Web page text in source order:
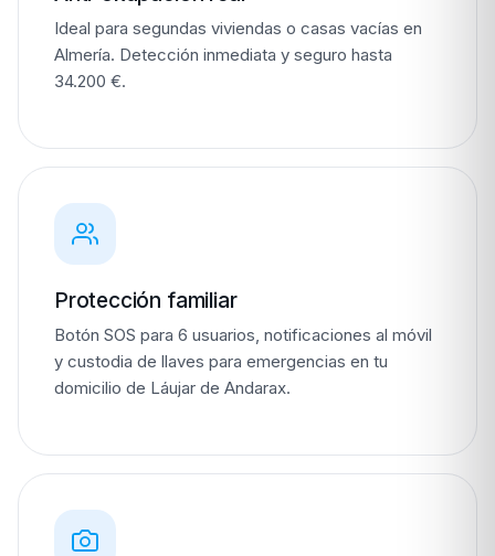
Ideal para segundas viviendas o casas vacías en
Almería. Detección inmediata y seguro hasta
34.200 €.
Protección familiar
Botón SOS para 6 usuarios, notificaciones al móvil
y custodia de llaves para emergencias en tu
domicilio de Láujar de Andarax.